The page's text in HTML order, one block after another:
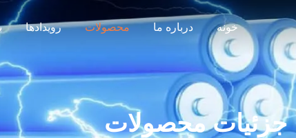
خونه درباره ما محصولات رویدادها
جزئیات محصولات